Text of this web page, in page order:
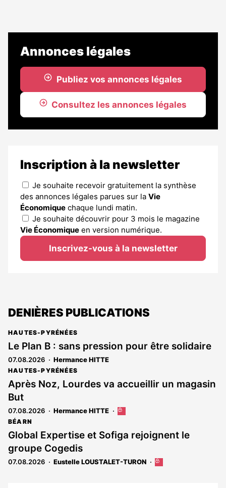
Annonces légales
Publiez vos annonces légales
Consultez les annonces légales
Inscription à la newsletter
Je souhaite recevoir gratuitement la synthèse
des annonces légales parues sur la Vie
Économique chaque lundi matin.
Je souhaite découvrir pour 3 mois le magazine
Vie Économique en version numérique.
Inscrivez-vous à la newsletter
DENIÈRES PUBLICATIONS
HAUTES-PYRÉNÉES
Le Plan B : sans pression pour être solidaire
07.08.2026 Hermance HITTE
HAUTES-PYRÉNÉES
Après Noz, Lourdes va accueillir un magasin
But
07.08.2026 Hermance HITTE
Cet
réservé
abonnés
BÉARN
Global Expertise et Sofiga rejoignent le
groupe Cogedis
07.08.2026 Eustelle LOUSTALET-TURON
Cet